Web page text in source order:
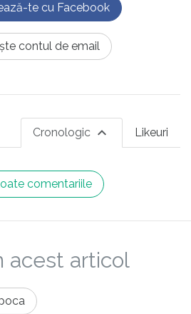
te cu Facebook
contul de email
Likeuri
Cronologic
comentariile
acest articol